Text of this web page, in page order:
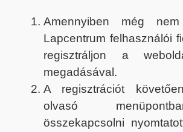
Amennyiben még nem
Lapcentrum felhasználói
regisztráljon a
megadásával.
A regisztrációt
olvasó
összekapcsolni